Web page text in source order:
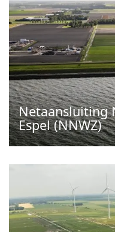
Netaansluiting
Espel (NNWZ)